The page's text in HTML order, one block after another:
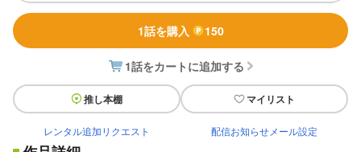
1話を購入 150
1話をカートに追加する
推し本棚 マイリスト
レンタル追加リクエスト 配信お知らせメール設定